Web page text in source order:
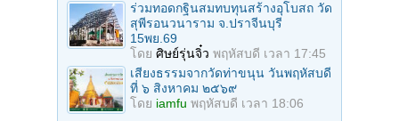
ร่วมทอดกฐินสมทบทุนสร้างอุโบสถ วัด
สุพีรอนวนาราม จ.ปราจีนบุรี
15พย.69
โดย ศิษย์รุ่นจิ๋ว พฤหัสบดี เวลา 17:45
เสียงธรรมจากวัดท่าขนุน วันพฤหัสบดี
ที่ ๖ สิงหาคม ๒๕๖๙
โดย iamfu พฤหัสบดี เวลา 18:06